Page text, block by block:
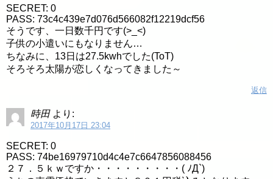
SECRET: 0
PASS: 73c4c439e7d076d566082f12219dcf56
そうです、一日数千円です(>_<)
子供の小遣いにもなりません…
ちなみに、13日は27.5kwhでした(ToT)
そろそろ太陽が恋しくなってきました～
返信
時田 より:
2017年10月17日 23:04
SECRET: 0
PASS: 74be16979710d4c4e7c6647856088456
２７．５ｋｗですか・・・・・・・・・( ﾉД`)